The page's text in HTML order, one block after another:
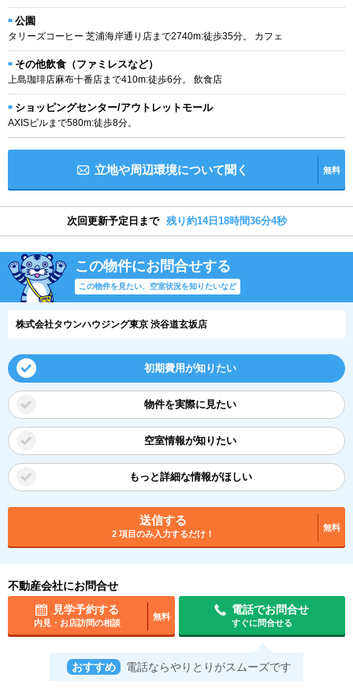
公園
タリーズコーヒー 芝浦海岸通り店まで2740m:徒歩35分。 カフェ
その他飲食（ファミレスなど）
上島珈琲店麻布十番店まで410m:徒歩6分。 飲食店
ショッピングセンター/アウトレットモール
AXISビルまで580m:徒歩8分。
立地や周辺環境について聞く 無料
次回更新予定日まで 残り約14日18時間36分3秒
この物件にお問合せする
この物件を見たい、空室状況を知りたいなど
株式会社タウンハウジング東京 渋谷道玄坂店
初期費用が知りたい
物件を実際に見たい
空室情報が知りたい
もっと詳細な情報がほしい
送信する
2 項目のみ入力するだけ！
無料
不動産会社にお問合せ
見学予約する
内見・お店訪問の相談
無料
電話でお問合せ
すぐに問合せる
おすすめ 電話ならやりとりがスムーズです